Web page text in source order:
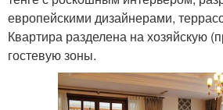
европейскими дизайнерами,
Квартира разделена на хозяйскую
гостевую зоны.